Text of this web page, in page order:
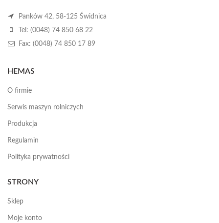
Panków 42, 58-125 Świdnica
Tel: (0048) 74 850 68 22
Fax: (0048) 74 850 17 89
HEMAS
O firmie
Serwis maszyn rolniczych
Produkcja
Regulamin
Polityka prywatności
STRONY
Sklep
Moje konto